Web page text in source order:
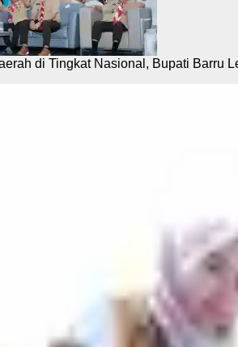
di Tingkat Nasional, Bupati Barru